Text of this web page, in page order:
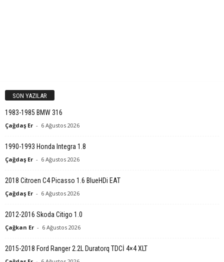
SON YAZILAR
1983-1985 BMW 316
Çağdaş Er - 6 Ağustos 2026
1990-1993 Honda Integra 1.8
Çağdaş Er - 6 Ağustos 2026
2018 Citroen C4 Picasso 1.6 BlueHDi EAT
Çağdaş Er - 6 Ağustos 2026
2012-2016 Skoda Citigo 1.0
Çağkan Er - 6 Ağustos 2026
2015-2018 Ford Ranger 2.2L Duratorq TDCİ 4×4 XLT